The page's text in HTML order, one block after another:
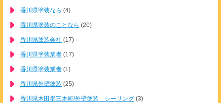
香川県塗装なら (4)
香川県塗装のことなら (20)
香川県塗装会社 (17)
香川県塗装業者 (17)
香川県塗装業者 (1)
香川県外壁塗装 (25)
香川県木田郡三木町/外壁塗装 シーリング (3)